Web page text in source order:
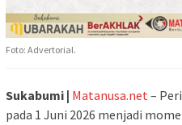
Foto: Advertorial.
Sukabumi | Matanusa.net–
pada 1 Juni 2026 menjadi